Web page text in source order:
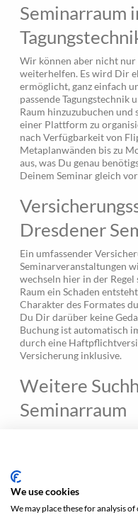
Seminarraum
Wir können aber nicht
weiterhelfen. Es wird Dir
ermöglicht, ganz einfach
passende Tagungstechnik
Raum hinzuzubuchen
einer Plattform zu
nach Verfügbarkeit von
Metaplanwänden bis zu
aus, was Du genau
Deinem Seminar gleich
Dresdener
Ein umfassender
Seminarveranstaltungen
wechseln hier in der Regel
Raum ein Schaden
Charakter des Formates
Du Dir darüber keine
Buchung ist automatisch
durch eine
Versicherung inklusive.
Weitere
Seminarraum
möchtest, gefunden
wenden und wir helfen Dir
finden.
We use cookies
We may place these for analysis